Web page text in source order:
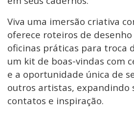
Viva uma imersão criativa
oferece roteiros de
oficinas práticas para troca
um kit de boas-vindas com
e a oportunidade única de
outros artistas, expandindo
contatos e inspiração.